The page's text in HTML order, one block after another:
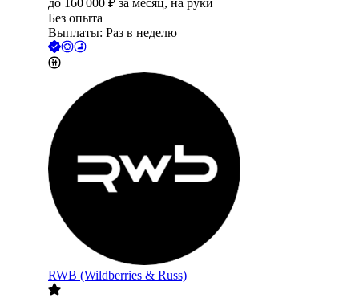
до 160 000 ₽ за месяц, на руки
Без опыта
Выплаты: Раз в неделю
RWB (Wildberries & Russ)